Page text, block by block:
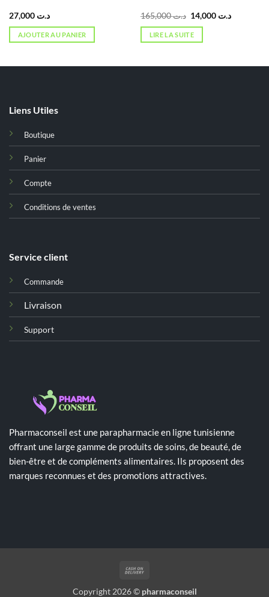
د.ت 27,000
AJOUTER AU PANIER
د.ت165,000
Le
prix
initial
était :
د.ت 14,000
Le
LIRE LA SUITE
Liens Utiles
Boutique
Panier
Compte
Conditions de ventes
Service client
Commande
Livraison
Support
Pharmaconseil est une parapharmacie en ligne tunisienne
offrant une large gamme de produits de soins, de beauté, de
bien-être et de compléments alimentaires. Ils proposent des
marques reconnues et des promotions attractives.
Copyright 2026 © pharmaconseil